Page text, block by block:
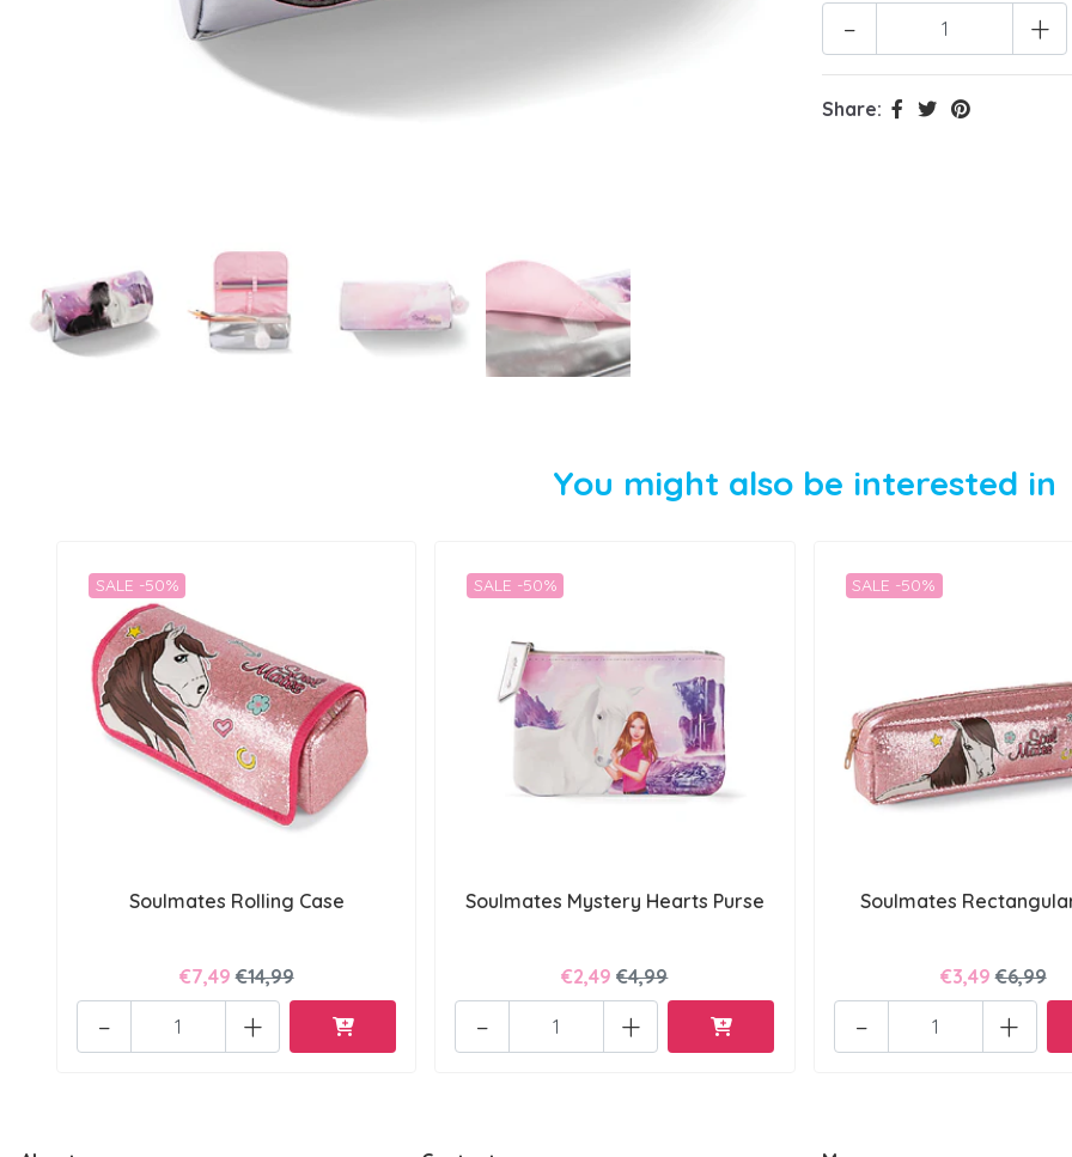
+
-
Share:
You might also be interested in
SALE -50%
Soulmates Rolling Case
€7,49 €14,99
+
-
SALE -50%
Soulmates Mystery Hearts Purse
€2,49 €4,99
+
-
SALE -50%
Soulmates
€3,49 €6,99
+
-